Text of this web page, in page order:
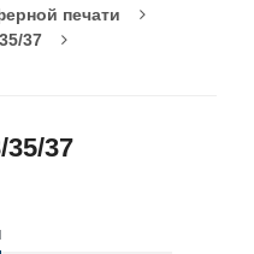
печати
37
37